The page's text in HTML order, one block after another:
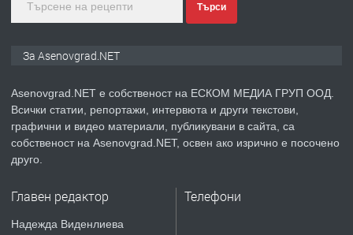
преди 2 години
ПРЕДЛАГА
Давам индивидуалани уроци по
Търси
За Asenovgrad.NET
Asenovgrad.NET е собственост на ЕСКОМ МЕДИА ГРУП ООД.
Всички статии, репортажи, интервюта и други текстови,
графични и видео материали, публикувани в сайта, са
собственост на Asenovgrad.NET, освен ако изрично е посочено
друго.
Главен редактор
Надежда Виденлиева
Телефони